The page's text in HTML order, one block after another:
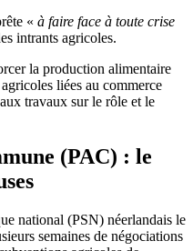
« à faire face à toute crise
intrants agricoles.
la production alimentaire
liées au commerce
travaux sur le rôle et le
(PAC) : le
national (PSN) néerlandais le
semaines de négociations